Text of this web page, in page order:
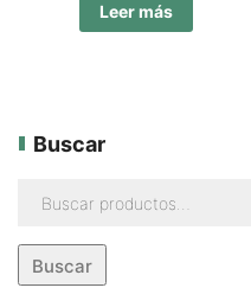
Leer más
Buscar
Buscar